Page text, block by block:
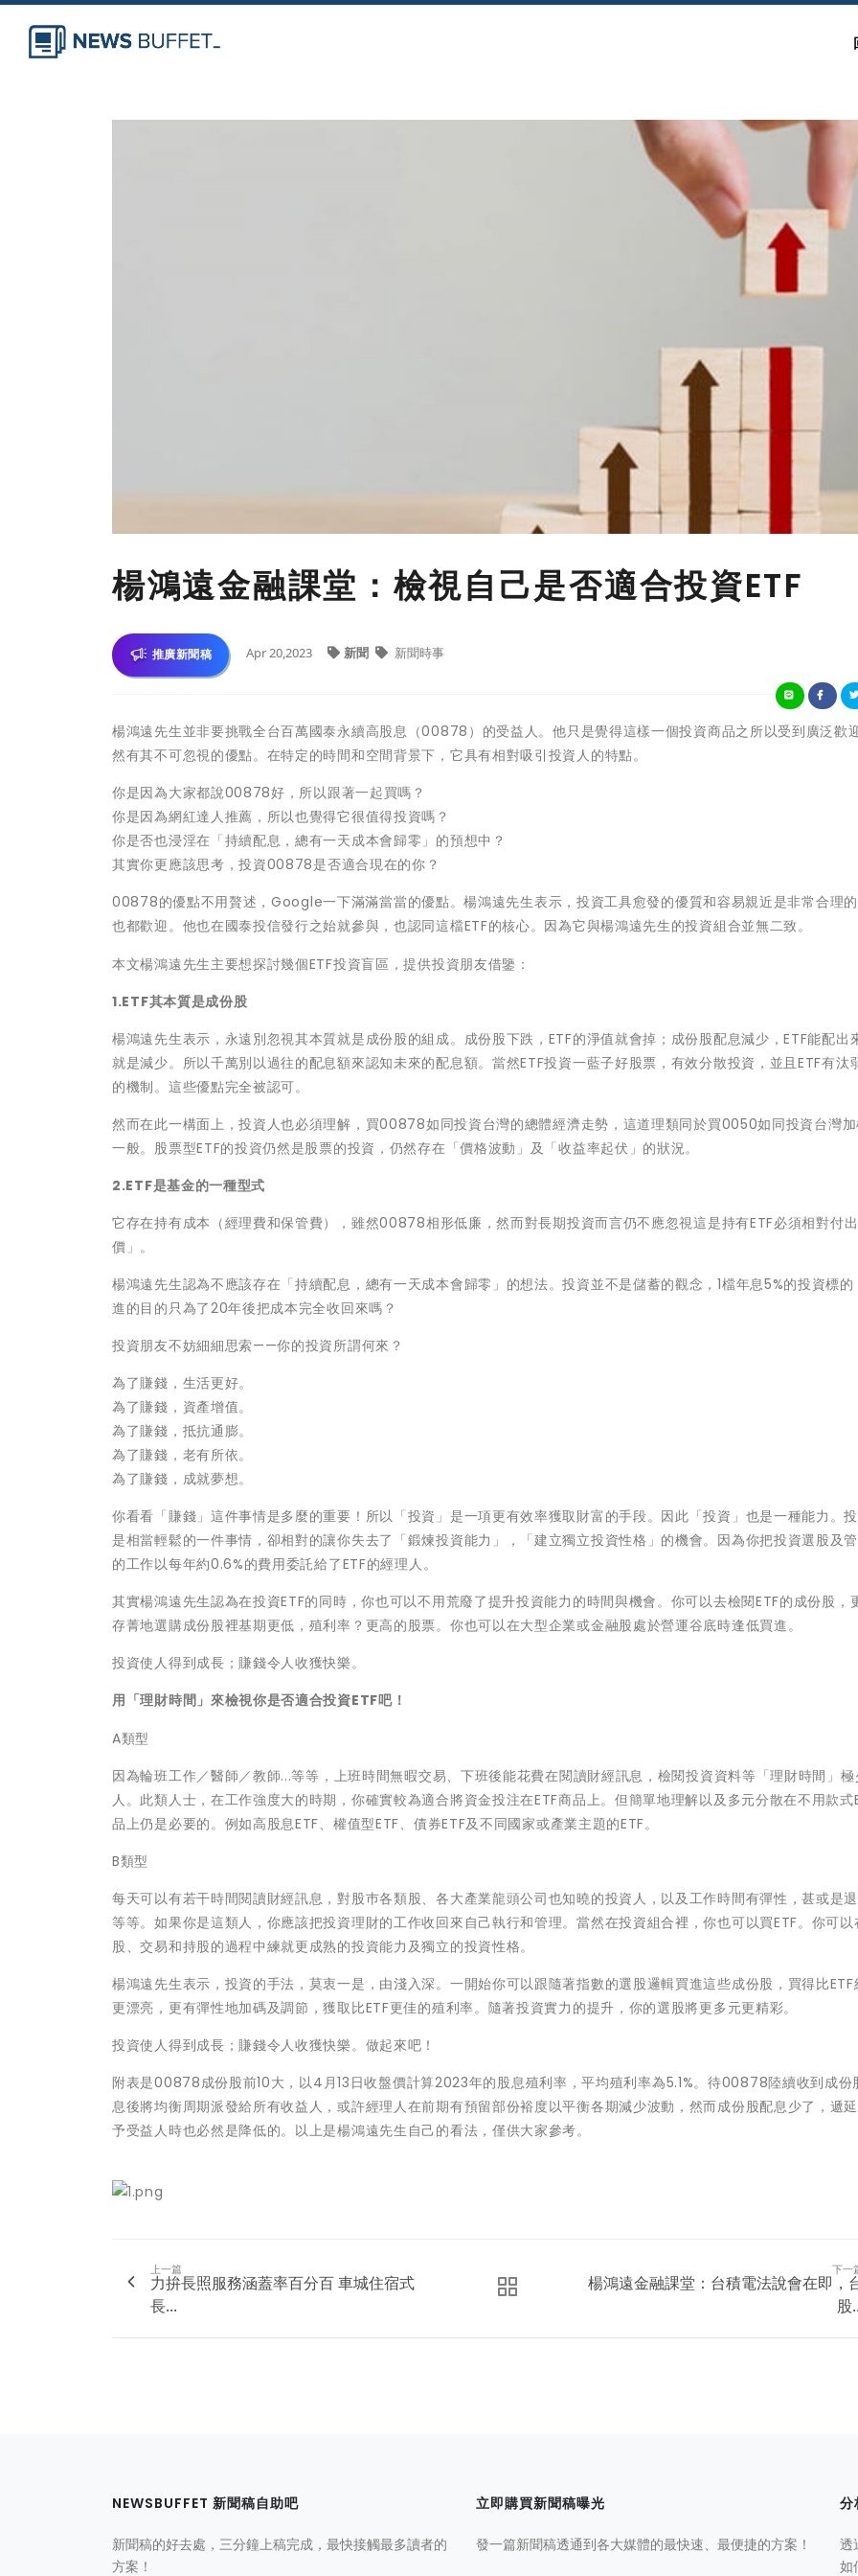
楊鴻遠金融課堂：檢視自己是否適合投資ETF
推廣新聞稿 Apr 20,2023 新聞 新聞時事
楊鴻遠先生並非要挑戰全台百萬國泰永續高股息（00878）的受益人。他只是覺得這樣一個投資商品之所以受到廣泛歡
然有其不可忽視的優點。在特定的時間和空間背景下，它具有相對吸引投資人的特點。
你是因為大家都說00878好，所以跟著一起買嗎？
你是因為網紅達人推薦，所以也覺得它很值得投資嗎？
你是否也浸淫在「持續配息，總有一天成本會歸零」的預想中？
其實你更應該思考，投資00878是否適合現在的你？
00878的優點不用贅述，Google一下滿滿當當的優點。楊鴻遠先生表示，投資工具愈發的優質和容易親近是非常合理
也都歡迎。他也在國泰投信發行之始就參與，也認同這檔ETF的核心。因為它與楊鴻遠先生的投資組合並無二致。
本文楊鴻遠先生主要想探討幾個ETF投資盲區，提供投資朋友借鑒：
1.ETF其本質是成份股
楊鴻遠先生表示，永遠別忽視其本質就是成份股的組成。成份股下跌，ETF的淨值就會掉；成份股配息減少，ETF能配出
就是減少。所以千萬別以過往的配息額來認知未來的配息額。當然ETF投資一藍子好股票，有效分散投資，並且ETF有汰
的機制。這些優點完全被認可。
然而在此一構面上，投資人也必須理解，買00878如同投資台灣的總體經濟走勢，這道理類同於買0050如同投資台灣
一般。股票型ETF的投資仍然是股票的投資，仍然存在「價格波動」及「收益率起伏」的狀況。
2.ETF是基金的一種型式
它存在持有成本（經理費和保管費），雖然00878相形低廉，然而對長期投資而言仍不應忽視這是持有ETF必須相對付
價」。
楊鴻遠先生認為不應該存在「持續配息，總有一天成本會歸零」的想法。投資並不是儲蓄的觀念，1檔年息5%的投資標的
進的目的只為了20年後把成本完全收回來嗎？
投資朋友不妨細細思索——你的投資所謂何來？
為了賺錢，生活更好。
為了賺錢，資產增值。
為了賺錢，抵抗通膨。
為了賺錢，老有所依。
為了賺錢，成就夢想。
你看看「賺錢」這件事情是多麼的重要！所以「投資」是一項更有效率獲取財富的手段。因此「投資」也是一種能力。
是相當輕鬆的一件事情，卻相對的讓你失去了「鍛煉投資能力」，「建立獨立投資性格」的機會。因為你把投資選股及
的工作以每年約0.6%的費用委託給了ETF的經理人。
其實楊鴻遠先生認為在投資ETF的同時，你也可以不用荒廢了提升投資能力的時間與機會。你可以去檢閱ETF的成份股，
存菁地選購成份股裡基期更低，殖利率？更高的股票。你也可以在大型企業或金融股處於營運谷底時逢低買進。
投資使人得到成長；賺錢令人收獲快樂。
用「理財時間」來檢視你是否適合投資ETF吧！
A類型
因為輪班工作／醫師／教師...等等，上班時間無暇交易、下班後能花費在閱讀財經訊息，檢閱投資資料等「理財時間」極
人。此類人士，在工作強度大的時期，你確實較為適合將資金投注在ETF商品上。但簡單地理解以及多元分散在不用款式
品上仍是必要的。例如高股息ETF、權值型ETF、債券ETF及不同國家或產業主題的ETF。
B類型
每天可以有若干時間閱讀財經訊息，對股巿各類股、各大產業龍頭公司也知曉的投資人，以及工作時間有彈性，甚或是
等等。如果你是這類人，你應該把投資理財的工作收回來自己執行和管理。當然在投資組合裡，你也可以買ETF。你可以
股、交易和持股的過程中練就更成熟的投資能力及獨立的投資性格。
楊鴻遠先生表示，投資的手法，莫衷一是，由淺入深。一開始你可以跟隨著指數的選股邏輯買進這些成份股，買得比ETF
更漂亮，更有彈性地加碼及調節，獲取比ETF更佳的殖利率。隨著投資實力的提升，你的選股將更多元更精彩。
投資使人得到成長；賺錢令人收獲快樂。做起來吧！
附表是00878成份股前10大，以4月13日收盤價計算2023年的股息殖利率，平均殖利率為5.1%。待00878陸續收到成份
息後將均衡周期派發給所有收益人，或許經理人在前期有預留部份裕度以平衡各期減少波動，然而成份股配息少了，遞
予受益人時也必然是降低的。以上是楊鴻遠先生自己的看法，僅供大家參考。
上一篇
力拚長照服務涵蓋率百分百 車城住宿式
長...
下一
楊鴻遠金融課堂：台積電法說會在即，
股
NEWSBUFFET 新聞稿自助吧
新聞稿的好去處，三分鐘上稿完成，最快接觸最多讀者的
方案！
立即購買新聞稿曝光
發一篇新聞稿透通到各大媒體的最快速、最便捷的方案！
分
透
如